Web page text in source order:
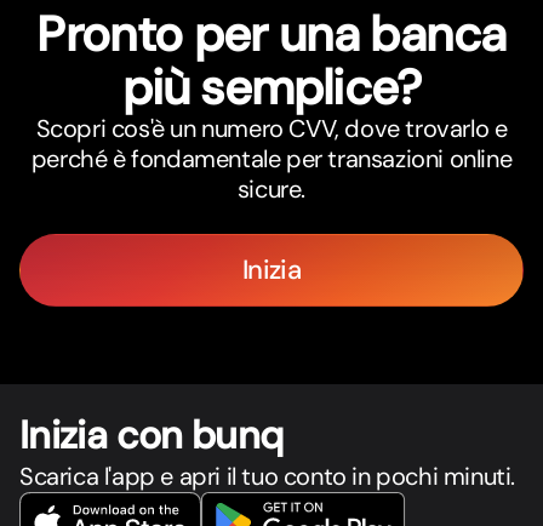
Pronto per una banca
più semplice?
Scopri cos'è un numero CVV, dove trovarlo e
perché è fondamentale per transazioni online
sicure.
Inizia
Inizia con bunq
Scarica l'app e apri il tuo conto in pochi minuti.